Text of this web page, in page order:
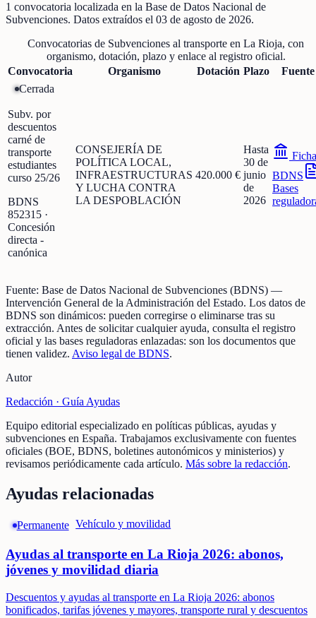
1 convocatoria localizada en la Base de Datos Nacional de
Subvenciones. Datos extraídos el 03 de agosto de 2026.
Convocatorias de Subvenciones al transporte en La Rioja, con
organismo, dotación, plazo y enlace al registro oficial.
Convocatoria
Organismo Dotación Plazo
Fuente
Cerrada
Subv. por
descuentos
carné de
transporte
estudiantes
curso 25/26
BDNS
852315 ·
Concesión
directa -
canónica
CONSEJERÍA DE
POLÍTICA LOCAL,
INFRAESTRUCTURAS
Y LUCHA CONTRA
LA DESPOBLACIÓN
420.000 €
Hasta
30 de
junio
de
2026
Ficha
BDNS
Bases
Fuente: Base de Datos Nacional de Subvenciones (BDNS) —
Intervención General de la Administración del Estado. Los datos de
BDNS son dinámicos: pueden corregirse o eliminarse tras su
extracción. Antes de solicitar cualquier ayuda, consulta el registro
oficial y las bases reguladoras enlazadas: son los documentos que
tienen validez. Aviso legal de BDNS.
Autor
Redacción · Guía Ayudas
Equipo editorial especializado en políticas públicas, ayudas y
subvenciones en España. Trabajamos exclusivamente con fuentes
oficiales (BOE, BDNS, boletines autonómicos y ministerios) y
revisamos periódicamente cada artículo. Más sobre la redacción.
Ayudas relacionadas
Permanente Vehículo y movilidad
Ayudas al transporte en La Rioja 2026: abonos,
jóvenes y movilidad diaria
Descuentos y ayudas al transporte en La Rioja 2026: abonos
bonificados, tarifas jóvenes y mayores, transporte rural y descuentos